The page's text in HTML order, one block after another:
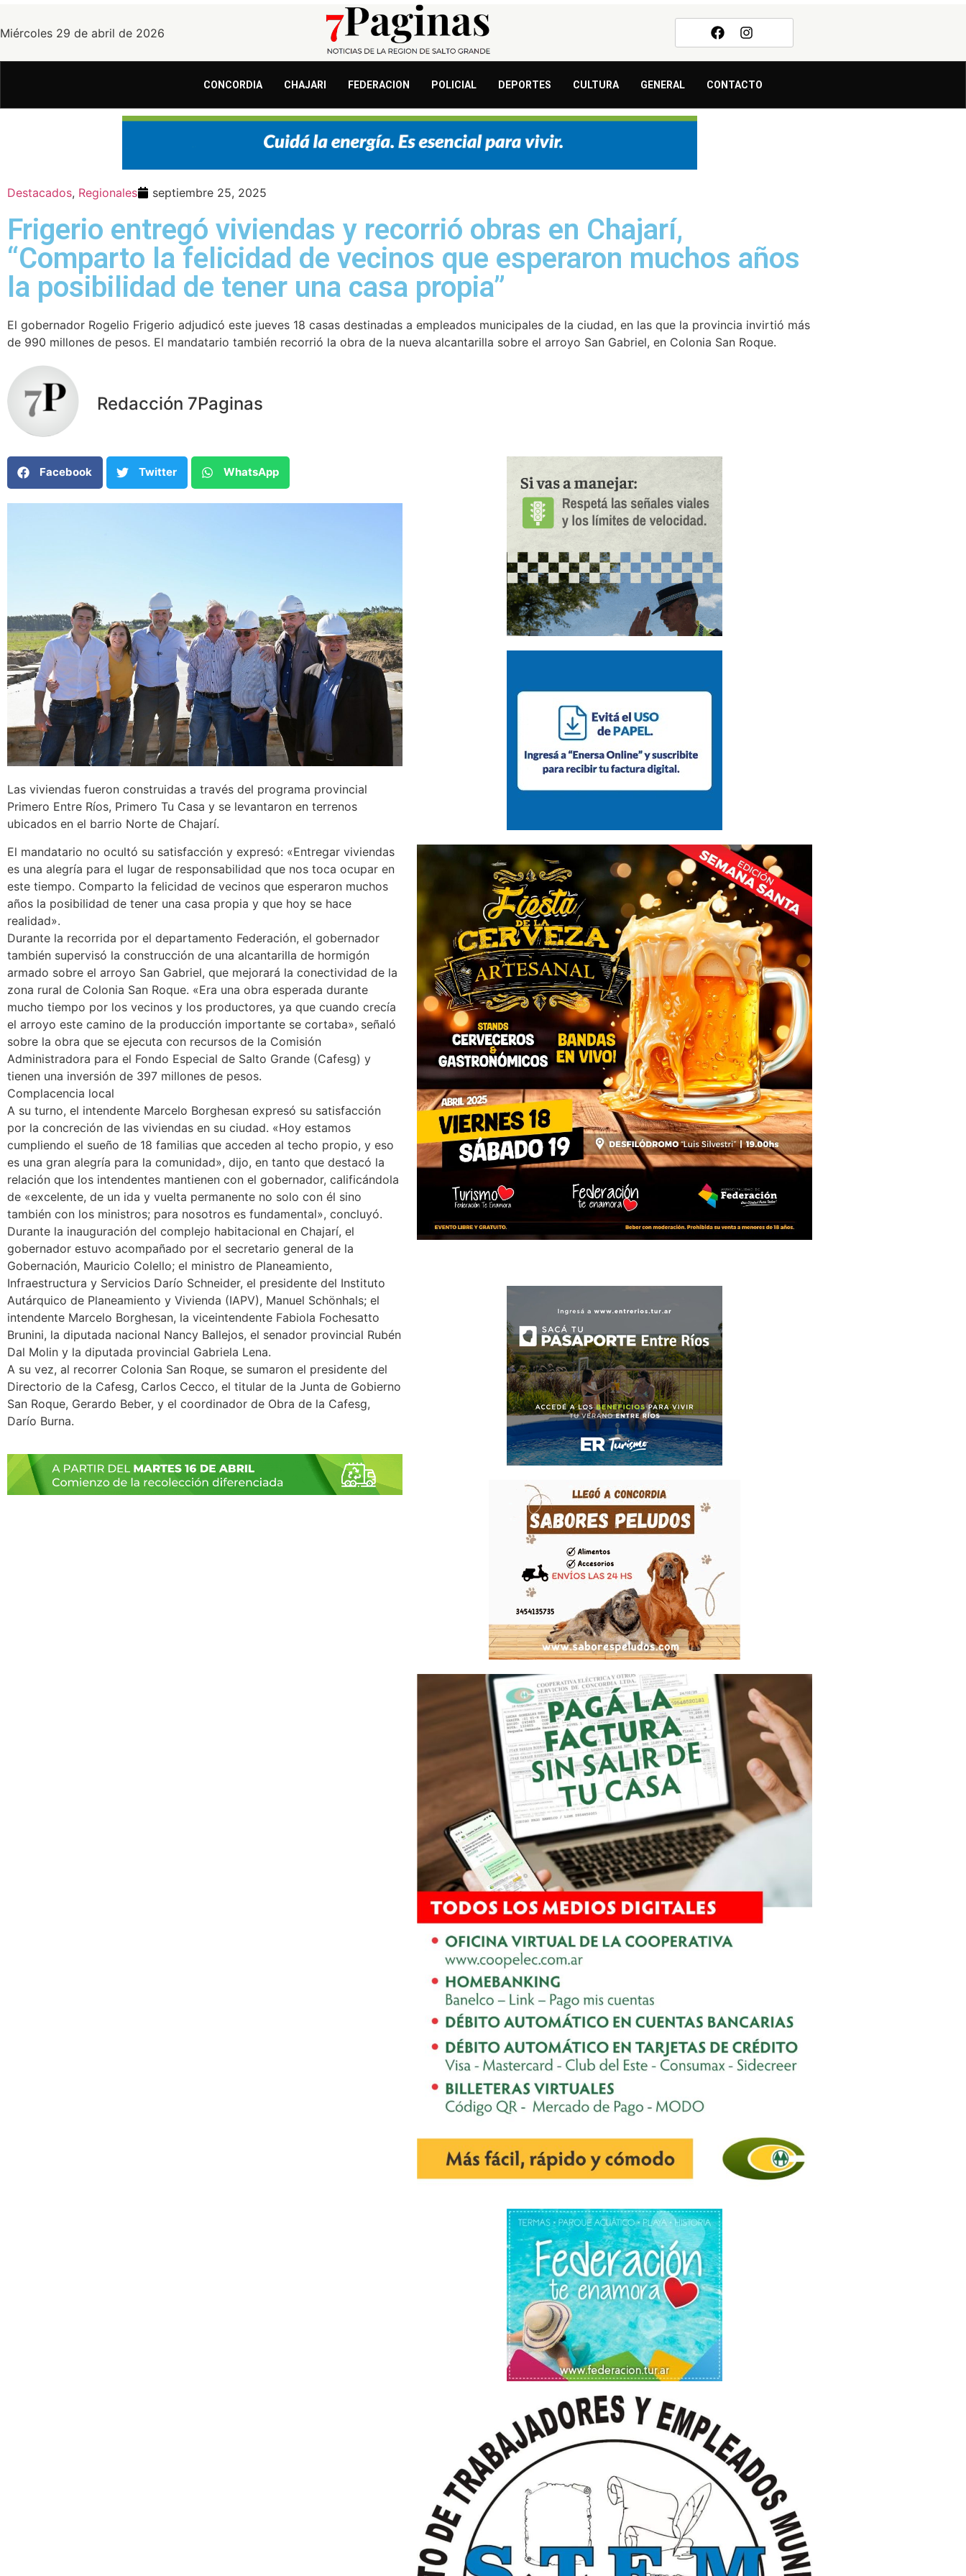
Miércoles 29 de abril de 2026
CONCORDIA CHAJARI FEDERACION POLICIAL DEPORTES CULTURA GENERAL CONTACTO
Destacados, Regionales septiembre 25, 2025
Frigerio entregó viviendas y recorrió obras en Chajarí,
“Comparto la felicidad de vecinos que esperaron muchos años
la posibilidad de tener una casa propia”
El gobernador Rogelio Frigerio adjudicó este jueves 18 casas destinadas a empleados municipales de la ciudad, en las que la provincia invirtió más
de 990 millones de pesos. El mandatario también recorrió la obra de la nueva alcantarilla sobre el arroyo San Gabriel, en Colonia San Roque.
Redacción 7Paginas
Facebook Twitter WhatsApp
Las viviendas fueron construidas a través del programa provincial
Primero Entre Ríos, Primero Tu Casa y se levantaron en terrenos
ubicados en el barrio Norte de Chajarí.
El mandatario no ocultó su satisfacción y expresó: «Entregar viviendas
es una alegría para el lugar de responsabilidad que nos toca ocupar en
este tiempo. Comparto la felicidad de vecinos que esperaron muchos
años la posibilidad de tener una casa propia y que hoy se hace
realidad».
Durante la recorrida por el departamento Federación, el gobernador
también supervisó la construcción de una alcantarilla de hormigón
armado sobre el arroyo San Gabriel, que mejorará la conectividad de la
zona rural de Colonia San Roque. «Era una obra esperada durante
mucho tiempo por los vecinos y los productores, ya que cuando crecía
el arroyo este camino de la producción importante se cortaba», señaló
sobre la obra que se ejecuta con recursos de la Comisión
Administradora para el Fondo Especial de Salto Grande (Cafesg) y
tienen una inversión de 397 millones de pesos.
Complacencia local
A su turno, el intendente Marcelo Borghesan expresó su satisfacción
por la concreción de las viviendas en su ciudad. «Hoy estamos
cumpliendo el sueño de 18 familias que acceden al techo propio, y eso
es una gran alegría para la comunidad», dijo, en tanto que destacó la
relación que los intendentes mantienen con el gobernador, calificándola
de «excelente, de un ida y vuelta permanente no solo con él sino
también con los ministros; para nosotros es fundamental», concluyó.
Durante la inauguración del complejo habitacional en Chajarí, el
gobernador estuvo acompañado por el secretario general de la
Gobernación, Mauricio Colello; el ministro de Planeamiento,
Infraestructura y Servicios Darío Schneider, el presidente del Instituto
Autárquico de Planeamiento y Vivienda (IAPV), Manuel Schönhals; el
intendente Marcelo Borghesan, la viceintendente Fabiola Fochesatto
Brunini, la diputada nacional Nancy Ballejos, el senador provincial Rubén
Dal Molin y la diputada provincial Gabriela Lena.
A su vez, al recorrer Colonia San Roque, se sumaron el presidente del
Directorio de la Cafesg, Carlos Cecco, el titular de la Junta de Gobierno
San Roque, Gerardo Beber, y el coordinador de Obra de la Cafesg,
Darío Burna.